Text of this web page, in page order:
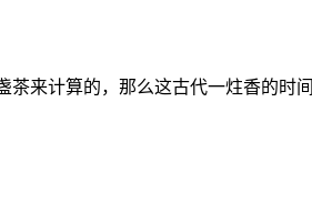
来计算的，那么这古代一炷香的时